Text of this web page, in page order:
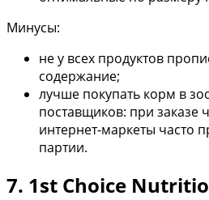
Минусы:
не у всех продуктов
содержание;
лучше покупать корм в
поставщиков: при заказе
интернет-маркеты часто
партии.
7. 1st Choice